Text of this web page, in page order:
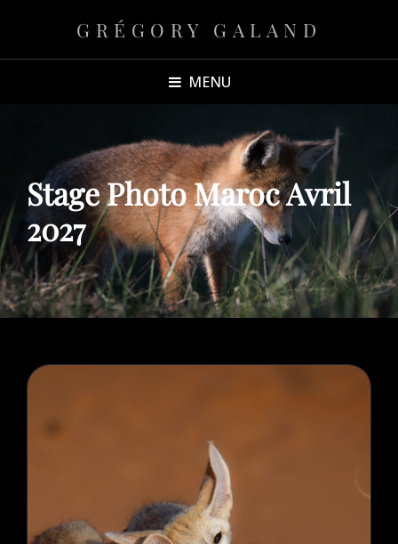
GRÉGORY GALAND
MENU
Stage Photo Maroc Avril
2027